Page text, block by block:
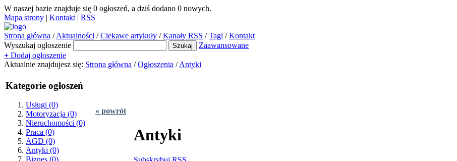
W naszej bazie znajduje się 0 ogłoszeń, a dziś dodano 0 nowych.
Mapa strony | Kontakt | RSS
Strona główna / Aktualności / Ciekawe artykuły / Kanały RSS / Tagi / Kontakt
Wyszukaj ogłoszenie
Zaawansowane
+ Dodaj ogłoszenie
Aktualnie znajdujesz się: Strona główna / Ogłoszenia / Antyki
Kategorie ogłoszeń
« powrót
Usługi (0)
Motoryzacja (0)
Nieruchomości (0)
Praca (0)
AGD (0)
Antyki (0)
Antyki